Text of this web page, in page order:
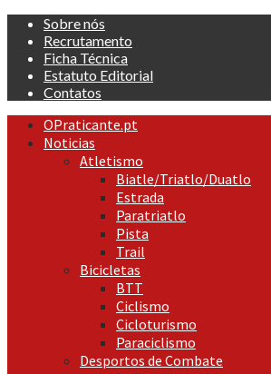
Skip
content
Sobre nós
Recrutamento
Ficha Técnica
Estatuto Editorial
Contatos
Primary
Menu
OPraticante.pt
Noticias
Atletismo
Biatle/Triatlo/Duatlo
Estrada
Paratriatlo
Pista
Trail
Bicicletas
BTT
Ciclismo
Cicloturismo
Paraciclismo
Desportos de Combate